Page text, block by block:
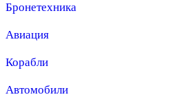
Бронетехника
Авиация
Корабли
Автомобили